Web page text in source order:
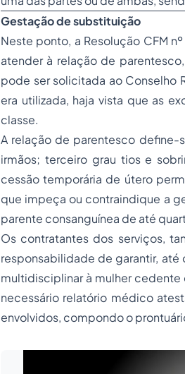
Gestação de substituição
Neste ponto, a Resolução CFM
atender à relação de
pode ser solicitada ao Conselho
era utilizada, haja vista que as
classe.
A relação de parentesco define-
irmãos; terceiro grau tios e
cessão temporária de útero
que impeça ou contraindique a
parente consanguínea de até
Os contratantes dos serviços,
responsabilidade de garantir,
multidisciplinar à mulher
necessário relatório médico
envolvidos, compondo o